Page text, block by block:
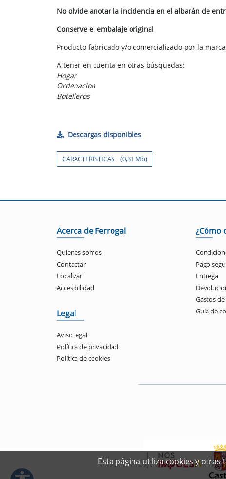
No olvide anotar la incidencia en el albarán de
Conserve el embalaje original
Producto fabricado y/o comercializado por la marca
A tener en cuenta en otras búsquedas:
Hogar
Ordenacion
Botelleros
Descargas disponibles
CARACTERÍSTICAS (0,31 Mb)
Acerca de Ferrogal
Quienes somos
Contactar
Localizar
Accesibilidad
Legal
Aviso legal
Política de privacidad
Política de cookies
¿Cómo
Pago
Entrega
Gastos
Guía de
Esta página utiliza cookies y